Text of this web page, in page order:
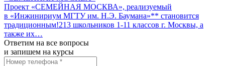
Проект «СЕМЕЙНАЯ МОСКВА», реализуемый
в «Инжинириум МГТУ им. Н.Э. Баумана»** становится
традиционным!213 школьников 1-11 классов г. Москвы, а
также их…
Ответим на все вопросы
и запишем на курсы